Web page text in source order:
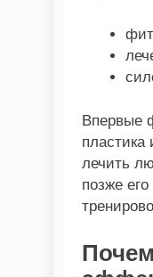
Впервые
пластика
лечить
позже